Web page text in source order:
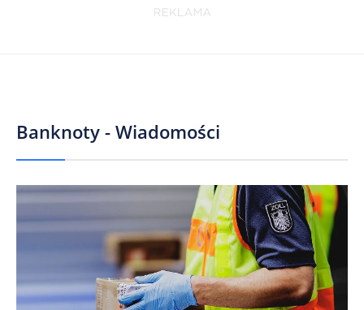
Banknoty - Wiadomości